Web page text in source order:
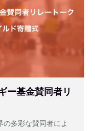
ー基金賛同者リ
多彩な賛同者によ